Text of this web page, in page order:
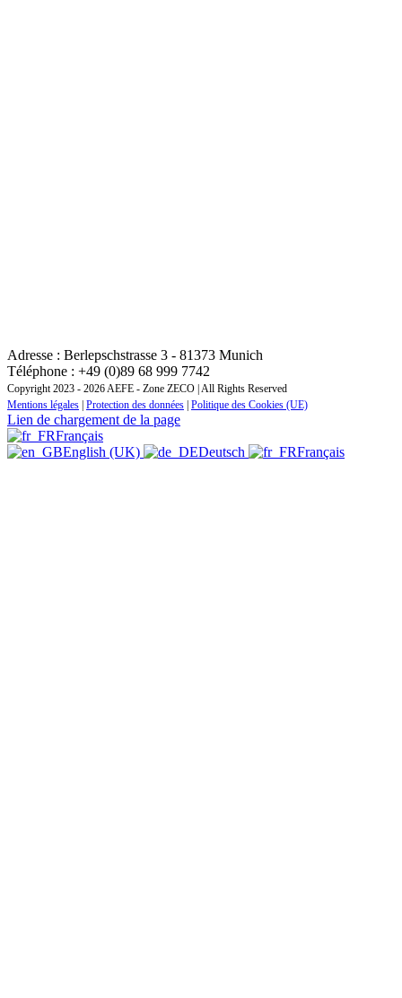
Adresse : Berlepschstrasse 3 - 81373 Munich
Téléphone : +49 (0)89 68 999 7742
Copyright 2023 - 2026 AEFE - Zone ZECO | All Rights Reserved
Mentions légales Protection des données Politique des Cookies (UE)
Lien de chargement de la page
Français
English (UK)
Deutsch Français